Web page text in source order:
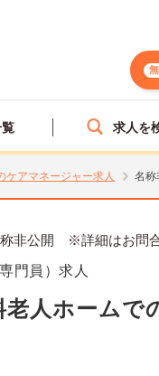
求人を
ケアマネージャー求人 名
非公開 ※詳細はお問
門員）求人
人ホームで